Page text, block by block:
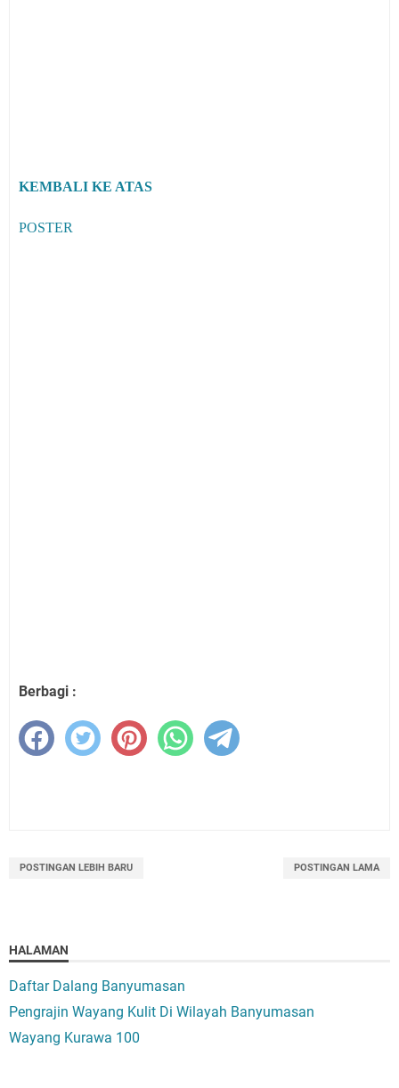
KEMBALI KE ATAS
POSTER
Berbagi :
POSTINGAN LEBIH BARU POSTINGAN LAMA
HALAMAN
Daftar Dalang Banyumasan
Pengrajin Wayang Kulit Di Wilayah Banyumasan
Wayang Kurawa 100